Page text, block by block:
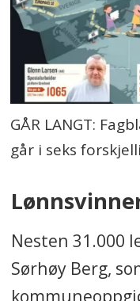
GÅR LANGT:
går i seks
Nesten 31.000
Sørhøy Berg,